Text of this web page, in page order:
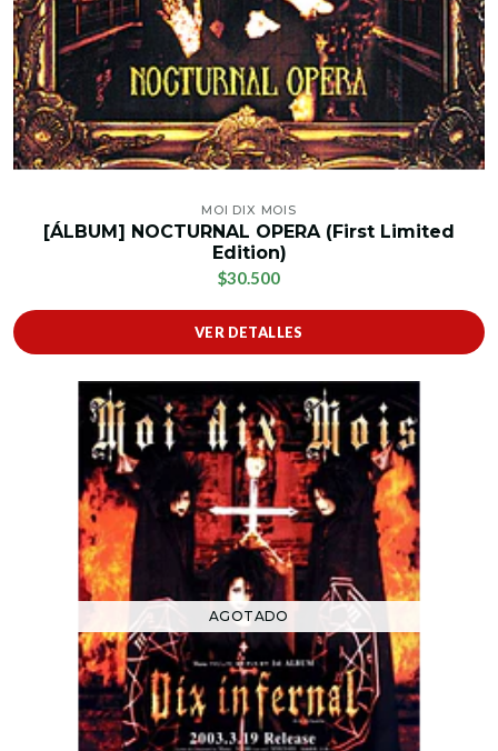
MOI DIX MOIS
[ÁLBUM] NOCTURNAL OPERA (First Limited
Edition)
$30.500
VER DETALLES
AGOTADO